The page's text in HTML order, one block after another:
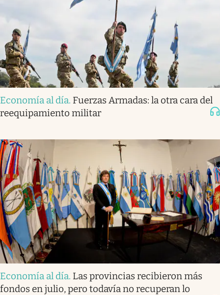
Economía al día. Fuerzas Armadas: la otra cara del
reequipamiento militar
Economía al día. Las provincias recibieron más
fondos en julio, pero todavía no recuperan lo